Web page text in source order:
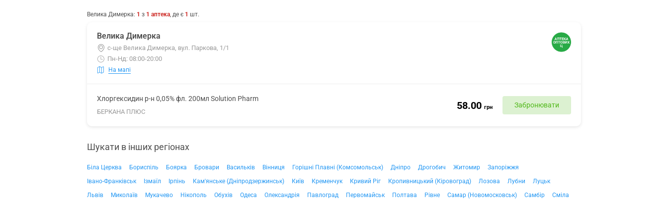
Велика Димерка: 1 з 1 аптека, де є 1 шт.
Велика Димерка
с-ще Велика Димерка, вул. Паркова, 1/1
Пн-Нд: 08:00-20:00
На мапі
Хлоргексидин р-н 0,05% фл. 200мл Solution Pharm
БЕРКАНА ПЛЮС
58.00 грн Забронювати
Шукати в інших регіонах
Біла Церква Бориспіль Боярка Бровари Васильків Вінниця Горішні Плавні (Комсомольськ) Дніпро Дрогобич Житомир
Запоріжжя
Івано-Франківськ
Ізмаїл Ірпінь Кам'янське (Дніпродзержинськ) Київ Кременчук Кривий Ріг Кропивницький (Кіровоград) Лозова Лубни
Луцьк
Львів
Миколаїв Мукачево Нікополь Обухів Одеса Олександрія Павлоград Первомайськ Полтава Рівне Самар (Новомосковськ) Самбір
Сміла